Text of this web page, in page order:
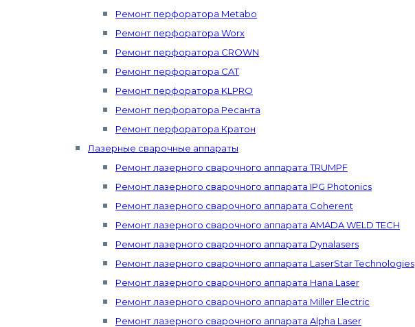
Ремонт перфоратора Metabo
Ремонт перфоратора Worx
Ремонт перфоратора CROWN
Ремонт перфоратора CAT
Ремонт перфоратора KLPRO
Ремонт перфоратора Ресанта
Ремонт перфоратора Кратон
Лазерные сварочные аппараты
Ремонт лазерного сварочного аппарата TRUMPF
Ремонт лазерного сварочного аппарата IPG Photonics
Ремонт лазерного сварочного аппарата Coherent
Ремонт лазерного сварочного аппарата AMADA WELD TECH
Ремонт лазерного сварочного аппарата Dynalasers
Ремонт лазерного сварочного аппарата LaserStar Technologies
Ремонт лазерного сварочного аппарата Hana Laser
Ремонт лазерного сварочного аппарата Miller Electric
Ремонт лазерного сварочного аппарата Alpha Laser